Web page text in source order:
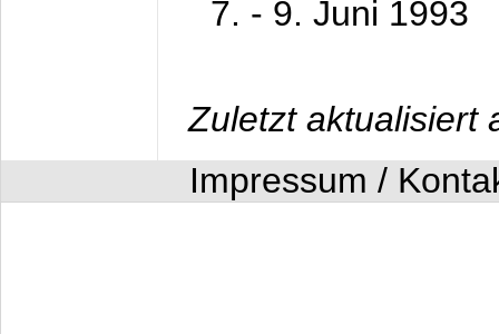
7. - 9. Juni 1993
Zuletzt aktualisiert
Impressum /